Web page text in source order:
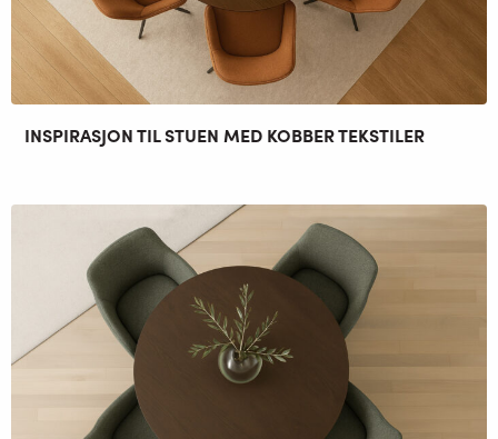
INSPIRASJON TIL STUEN MED KOBBER TEKSTILER